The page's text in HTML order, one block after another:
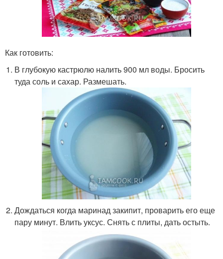
Как готовить:
В глубокую кастрюлю налить 900 мл воды. Бросить
туда соль и сахар. Размешать.
Дождаться когда маринад закипит, проварить его еще
пару минут. Влить уксус. Снять с плиты, дать остыть.